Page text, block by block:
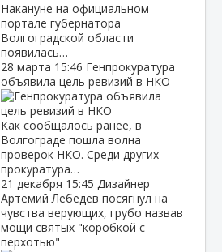
Накануне на официальном
портале губернатора
Волгоградской области
появилась…
28 марта 15:46 Генпрокуратура
объявила цель ревизий в НКО
Как сообщалось ранее, в
Волгограде пошла волна
проверок НКО. Среди других
прокуратура…
21 декабря 15:45 Дизайнер
Артемий Лебедев посягнул на
чувства верующих, грубо назвав
мощи святых "коробкой с
перхотью"